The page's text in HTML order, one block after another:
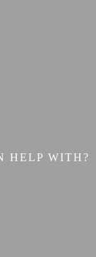
HELP WITH?